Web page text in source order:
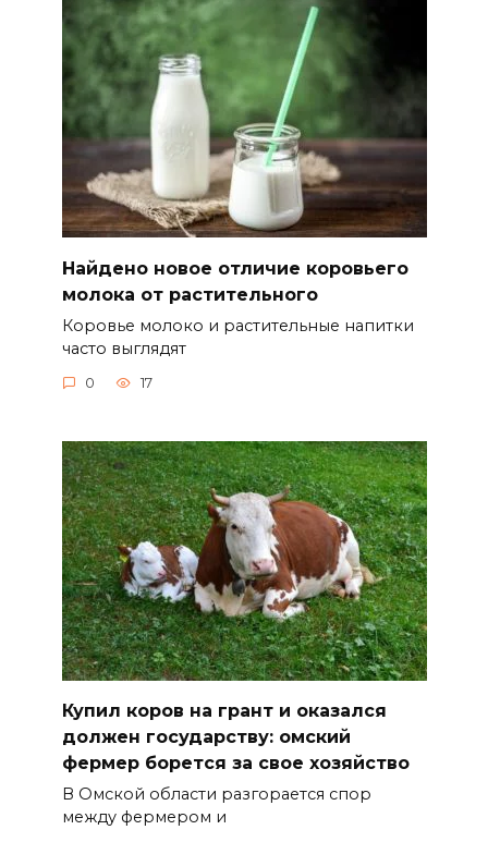
Найдено новое отличие коровьего
молока от растительного
Коровье молоко и растительные напитки
часто выглядят
0 17
Купил коров на грант и оказался
должен государству: омский
фермер борется за свое хозяйство
В Омской области разгорается спор
между фермером и